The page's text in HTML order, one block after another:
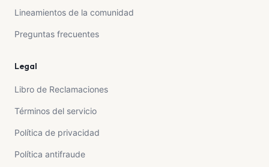
Lineamientos de la comunidad
Preguntas frecuentes
Legal
Libro de Reclamaciones
Términos del servicio
Política de privacidad
Política antifraude